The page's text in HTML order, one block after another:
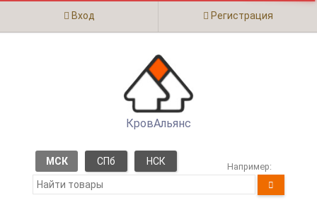
Вход Регистрация
КровАльянс
МСК СПб НСК Например: